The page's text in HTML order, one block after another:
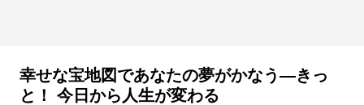
幸せな宝地図であなたの夢がかなう―きっ
と！ 今日から人生が変わる